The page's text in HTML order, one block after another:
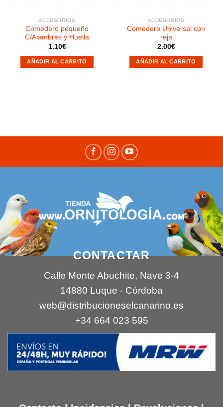
ACCESORIOS
Comedero pequeño
C/Alambres y Huella
1.10€
AÑADIR AL CARRITO
ACCESORIOS
Comedero Universal con
reja
2.00€
AÑADIR AL CARRITO
CONTACTAR
Calle Monte Abuchite, Nave 3-4
14880 Luque - Córdoba
web@distribucioneselcanarino.es
+34 664 023 595